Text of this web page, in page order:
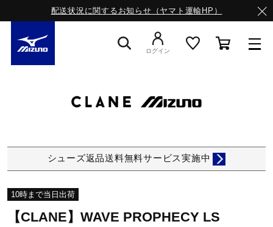
配送状況に関するお知らせ（ヤマト運輸HP）
サッカー／フットサル
ログイン
シューズ返品送料無料サービス実施中
10時まで当日出荷
【CLANE】WAVE PROPHECY LS